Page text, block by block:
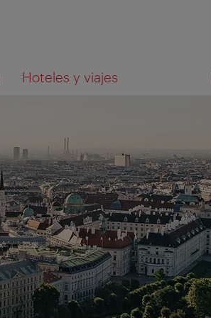
Hoteles y viajes